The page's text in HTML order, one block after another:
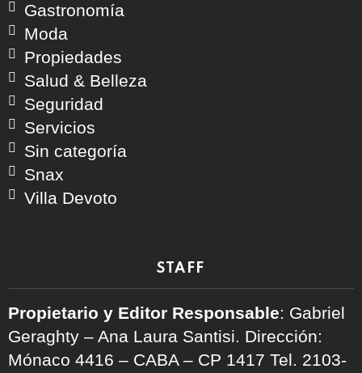
Gastronomía
Moda
Propiedades
Salud & Belleza
Seguridad
Servicios
Sin categoría
Snax
Villa Devoto
STAFF
Propietario y Editor Responsable: Gabriel
Geraghty – Ana Laura Santisi. Dirección:
Mónaco 4416 – CABA – CP 1417 Tel. 2103-